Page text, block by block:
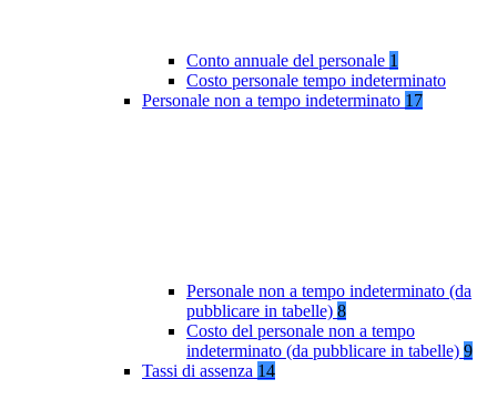
Conto annuale del personale 1
Costo personale tempo indeterminato
Personale non a tempo indeterminato 17
Personale non a tempo indeterminato (da
pubblicare in tabelle) 8
Costo del personale non a tempo
indeterminato (da pubblicare in tabelle) 9
Tassi di assenza 14